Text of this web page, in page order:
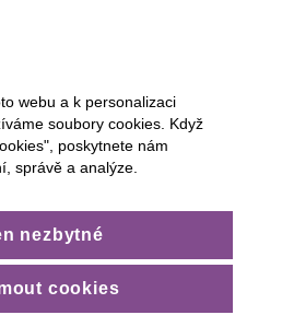
webu a k personalizaci
soubory cookies. Když
poskytnete nám
správě a analýze.
nezbytné
cookies